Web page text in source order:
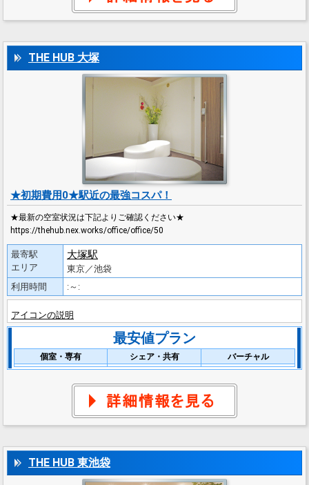
THE HUB 大塚
★初期費用0★駅近の最強コスパ！
★最新の空室状況は下記よりご確認ください★
https://thehub.nex.works/office/office/50
最寄駅
エリア
大塚駅
東京／池袋
利用時間
:～:
アイコンの説明
最安値プラン
個室・専有 シェア・共有 バーチャル
THE HUB 東池袋